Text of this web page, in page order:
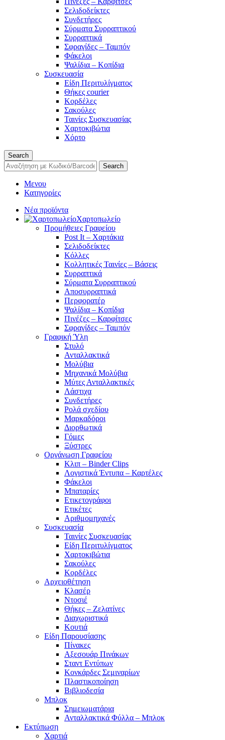
Σελιδοδείκτες
Συνδετήρες
Σύρματα Συρραπτικού
Συρραπτικά
Σφραγίδες – Ταμπόν
Φάκελοι
Ψαλίδια – Κοπίδια
Συσκευασία
Είδη Περιτυλίγματος
Θήκες courier
Κορδέλες
Σακούλες
Ταινίες Συσκευασίας
Χαρτοκιβώτια
Χόρτο
Search
Search
Μενου
Κατηγορίες
Νέα προϊόντα
Χαρτοπωλείο
Προμήθειες Γραφείου
Post It – Χαρτάκια
Σελιδοδείκτες
Κόλλες
Κολλητικές Ταινίες – Βάσεις
Συρραπτικά
Σύρματα Συρραπτικού
Αποσυρραπτικά
Περφορατέρ
Ψαλίδια – Κοπίδια
Πινέζες – Καρφίτσες
Σφραγίδες – Ταμπόν
Γραφική Ύλη
Στυλό
Ανταλλακτικά
Μολύβια
Μηχανικά Μολύβια
Μύτες Ανταλλακτικές
Λάστιχα
Συνδετήρες
Ρολά σχεδίου
Μαρκαδόροι
Διορθωτικά
Γόμες
Ξύστρες
Οργάνωση Γραφείου
Κλιπ – Binder Clips
Λογιστικά Έντυπα – Καρτέλες
Φάκελοι
Μπαταρίες
Ετικετογράφοι
Ετικέτες
Αριθμομηχανές
Συσκευασία
Ταινίες Συσκευασίας
Είδη Περιτυλίγματος
Χαρτοκιβώτια
Σακούλες
Κορδέλες
Αρχειοθέτηση
Κλασέρ
Ντοσιέ
Θήκες – Ζελατίνες
Διαχωριστικά
Κουτιά
Είδη Παρουσίασης
Πίνακες
Αξεσουάρ Πινάκων
Σταντ Εντύπων
Κονκάρδες Σεμιναρίων
Πλαστικοποίηση
Βιβλιοδεσία
Μπλοκ
Σημειωματάρια
Ανταλλακτικά Φύλλα – Μπλοκ
Εκτύπωση
Χαρτιά